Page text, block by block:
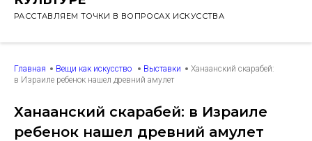
РАССТАВЛЯЕМ ТОЧКИ В ВОПРОСАХ ИСКУССТВА
Главная Вещи как искусство Выставки
Ханаанский скарабей:
в Израиле ребенок нашел древний амулет
Ханаанский скарабей: в Израиле
ребенок нашел древний амулет